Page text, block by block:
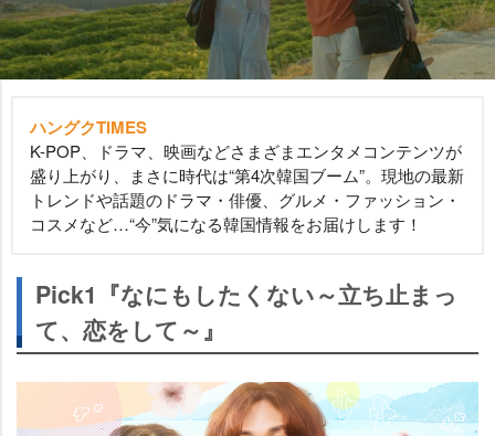
ハングクTIMES
K-POP、ドラマ、映画などさまざまエンタメコンテンツが
盛り上がり、まさに時代は“第4次韓国ブーム”。現地の最新
トレンドや話題のドラマ・俳優、グルメ・ファッション・
コスメなど…“今”気になる韓国情報をお届けします！
Pick1『なにもしたくない～立ち止まっ
て、恋をして～』